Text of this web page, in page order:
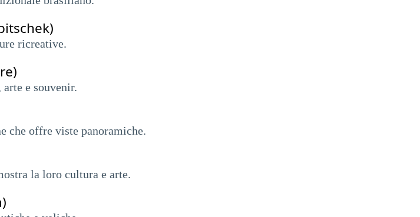
ricreative.
e souvenir.
che offre viste panoramiche.
la loro cultura e arte.